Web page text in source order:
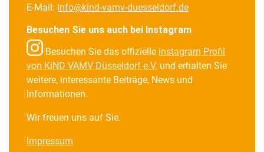
E-Mail: info@kind-vamv-duesseldorf.de
Besuchen Sie uns auch bei Instagram
Besuchen Sie das offizielle Instagram Profil
von KiND VAMV Düsseldorf e.V. und erhalten Sie
weitere, interessante Beiträge, News und
Informationen.
Wir freuen uns auf Sie.
Impressum